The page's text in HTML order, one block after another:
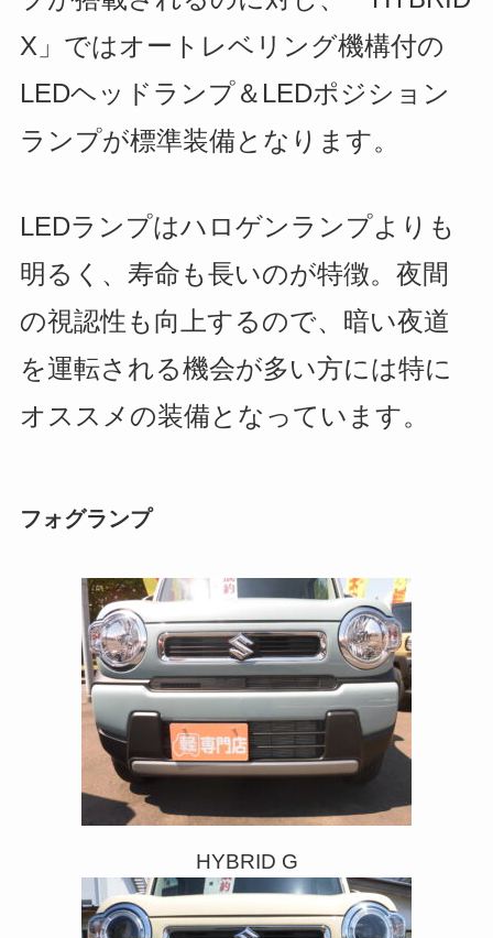
X」ではオートレベリング機構付の
LEDヘッドランプ＆LEDポジション
ランプが標準装備となります。
LEDランプはハロゲンランプよりも
明るく、寿命も長いのが特徴。夜間
の視認性も向上するので、暗い夜道
を運転される機会が多い方には特に
オススメの装備となっています。
フォグランプ
HYBRID G